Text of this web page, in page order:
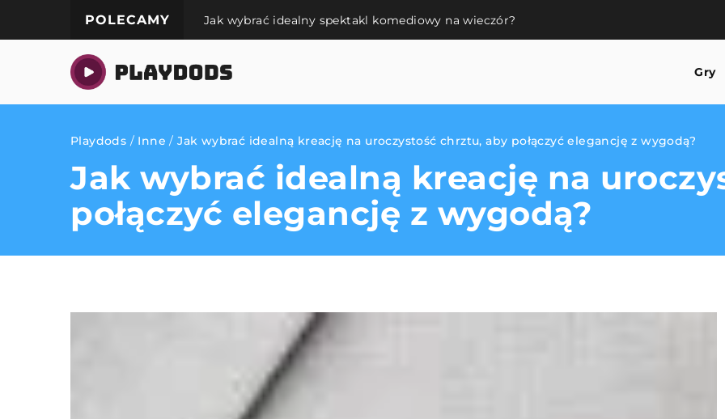
POLECAMY Jak wybrać idealny spektakl komediowy na wieczór?
Gry
Playdods / Inne /Jak wybrać idealną kreację na uroczystość chrztu, aby połączyć elegancję z wygodą?
Jak wybrać idealną kreację na
połączyć elegancję z wygodą?